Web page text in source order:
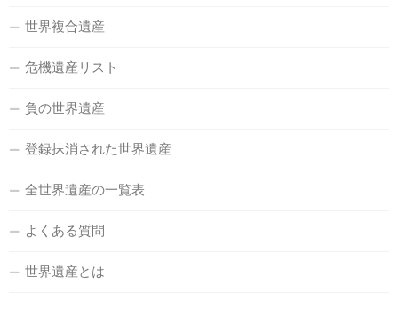
世界複合遺産
危機遺産リスト
負の世界遺産
登録抹消された世界遺産
全世界遺産の一覧表
よくある質問
世界遺産とは